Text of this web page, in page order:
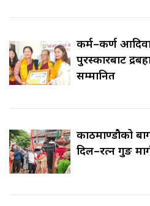
कर्म–कर्ण
पुरस्कारबाट
सम्मानित
काठमाण्डौको
दिल–रत्न गुरुङ